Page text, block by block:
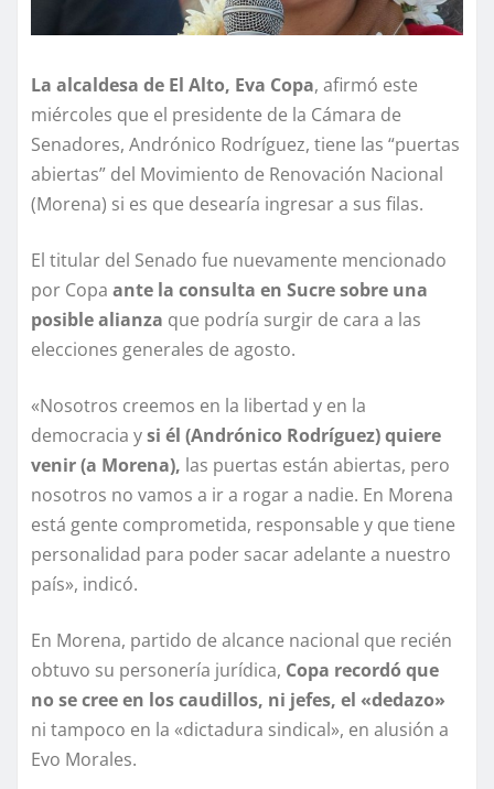
La alcaldesa de El Alto, Eva Copa, afirmó este
miércoles que el presidente de la Cámara de
Senadores, Andrónico Rodríguez, tiene las “puertas
abiertas” del Movimiento de Renovación Nacional
(Morena) si es que desearía ingresar a sus filas.
El titular del Senado fue nuevamente mencionado
por Copa ante la consulta en Sucre sobre una
posible alianza que podría surgir de cara a las
elecciones generales de agosto.
«Nosotros creemos en la libertad y en la
democracia ysi él (Andrónico Rodríguez) quiere
venir (a Morena), las puertas están abiertas, pero
nosotros no vamos a ir a rogar a nadie. En Morena
está gente comprometida, responsable y que tiene
personalidad para poder sacar adelante a nuestro
país», indicó.
En Morena, partido de alcance nacional que recién
obtuvo su personería jurídica, Copa recordó que
no se cree en los caudillos, ni jefes, el «dedazo»
ni tampoco en la «dictadura sindical», en alusión a
Evo Morales.